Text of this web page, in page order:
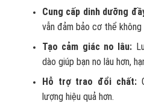
Cung cấp dinh dưỡng
vẫn đảm bảo cơ thể
Tạo cảm giác no lâu:
dào giúp bạn no lâu hơn,
Hỗ trợ trao đổi chất:
lượng hiệu quả hơn.